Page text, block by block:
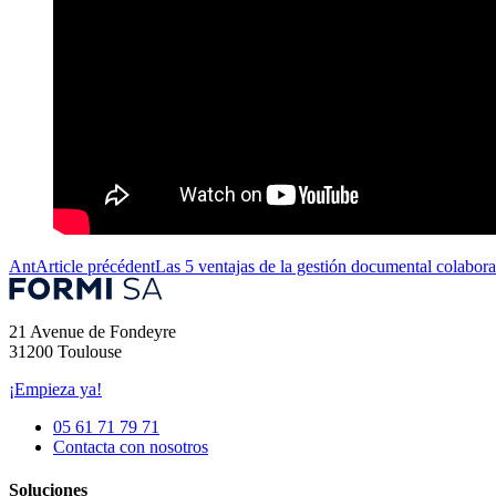
AntArticle précédentLas 5 ventajas de la gestión documental
21 Avenue de Fondeyre
31200 Toulouse
¡Empieza ya!
05 61 71 79 71
Contacta con nosotros
Soluciones